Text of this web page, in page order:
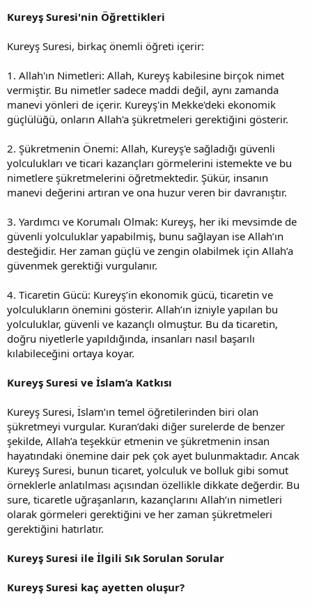
Kureyş Suresi'nin Öğrettikleri
Kureyş Suresi, birkaç önemli öğreti içerir:
1. Allah'ın Nimetleri: Allah, Kureyş kabilesine birçok nimet
vermiştir. Bu nimetler sadece maddi değil, aynı zamanda
manevi yönleri de içerir. Kureyş'in Mekke'deki ekonomik
güçlülüğü, onların Allah'a şükretmeleri gerektiğini gösterir.
2. Şükretmenin Önemi: Allah, Kureyş'e sağladığı güvenli
yolculukları ve ticari kazançları görmelerini istemekte ve bu
nimetlere şükretmelerini öğretmektedir. Şükür, insanın
manevi değerini artıran ve ona huzur veren bir davranıştır.
3. Yardımcı ve Korumalı Olmak: Kureyş, her iki mevsimde de
güvenli yolculuklar yapabilmiş, bunu sağlayan ise Allah’ın
desteğidir. Her zaman güçlü ve zengin olabilmek için Allah’a
güvenmek gerektiği vurgulanır.
4. Ticaretin Gücü: Kureyş’in ekonomik gücü, ticaretin ve
yolculukların önemini gösterir. Allah’ın izniyle yapılan bu
yolculuklar, güvenli ve kazançlı olmuştur. Bu da ticaretin,
doğru niyetlerle yapıldığında, insanları nasıl başarılı
kılabileceğini ortaya koyar.
Kureyş Suresi ve İslam’a Katkısı
Kureyş Suresi, İslam’ın temel öğretilerinden biri olan
şükretmeyi vurgular. Kuran’daki diğer surelerde de benzer
şekilde, Allah’a teşekkür etmenin ve şükretmenin insan
hayatındaki önemine dair pek çok ayet bulunmaktadır. Ancak
Kureyş Suresi, bunun ticaret, yolculuk ve bolluk gibi somut
örneklerle anlatılması açısından özellikle dikkate değerdir. Bu
sure, ticaretle uğraşanların, kazançlarını Allah’ın nimetleri
olarak görmeleri gerektiğini ve her zaman şükretmeleri
gerektiğini hatırlatır.
Kureyş Suresi ile İlgili Sık Sorulan Sorular
Kureyş Suresi kaç ayetten oluşur?